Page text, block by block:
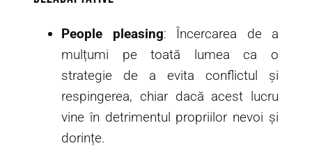
People pleasing: Încercarea de a
mulțumi pe toată lumea ca o
strategie de a evita conflictul și
respingerea, chiar dacă acest lucru
vine în detrimentul propriilor nevoi și
dorințe.